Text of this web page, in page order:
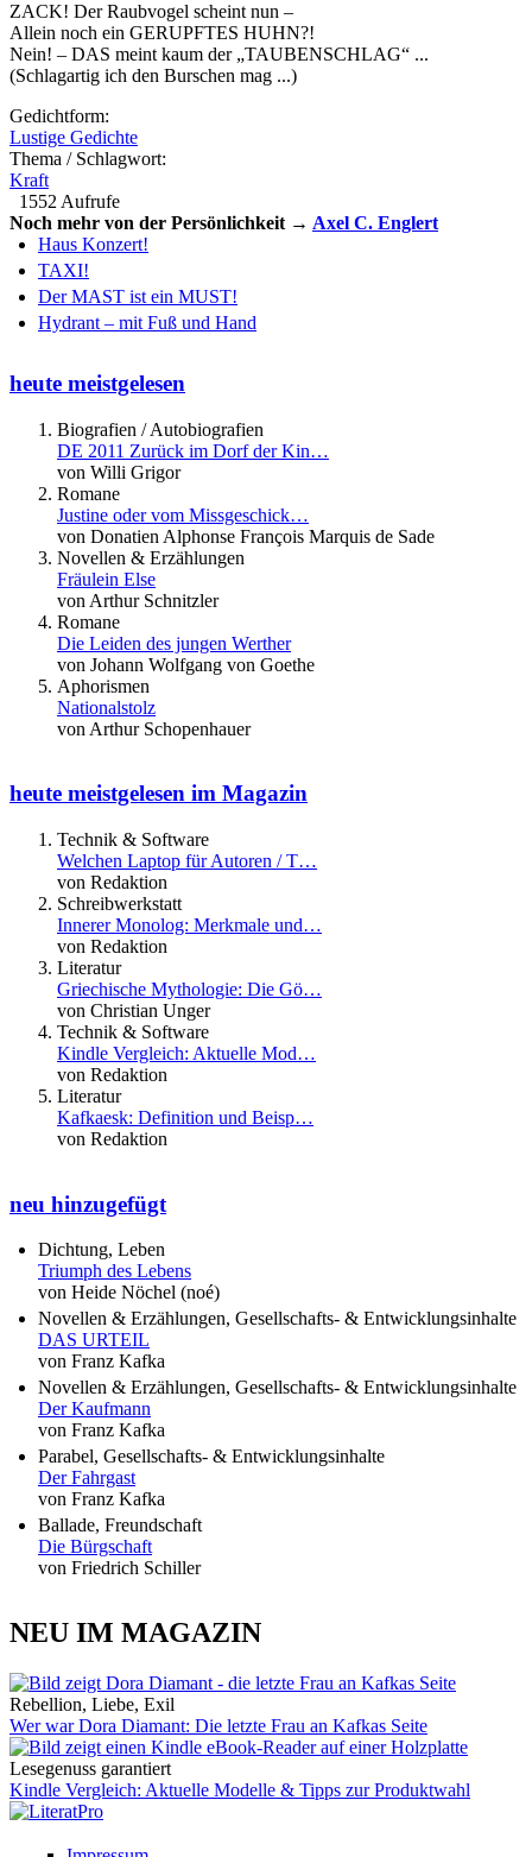
ZACK! Der Raubvogel scheint nun –
Allein noch ein GERUPFTES HUHN?!
Nein! – DAS meint kaum der „TAUBENSCHLAG“ ...
(Schlagartig ich den Burschen mag ...)
Gedichtform:
Lustige Gedichte
Thema / Schlagwort:
Kraft
1552 Aufrufe
Noch mehr von der Persönlichkeit → Axel C. Englert
Haus Konzert!
TAXI!
Der MAST ist ein MUST!
Hydrant – mit Fuß und Hand
heute meistgelesen
Biografien / Autobiografien
DE 2011 Zurück im Dorf der Kin…
von Willi Grigor
Romane
Justine oder vom Missgeschick…
von Donatien Alphonse François Marquis de Sade
Novellen & Erzählungen
Fräulein Else
von Arthur Schnitzler
Romane
Die Leiden des jungen Werther
von Johann Wolfgang von Goethe
Aphorismen
Nationalstolz
von Arthur Schopenhauer
heute meistgelesen im Magazin
Technik & Software
Welchen Laptop für Autoren / T…
von Redaktion
Schreibwerkstatt
Innerer Monolog: Merkmale und…
von Redaktion
Literatur
Griechische Mythologie: Die Gö…
von Christian Unger
Technik & Software
Kindle Vergleich: Aktuelle Mod…
von Redaktion
Literatur
Kafkaesk: Definition und Beisp…
von Redaktion
neu hinzugefügt
Dichtung, Leben
Triumph des Lebens
von Heide Nöchel (noé)
Novellen & Erzählungen, Gesellschafts- & Entwicklungsinhalte
DAS URTEIL
von Franz Kafka
Novellen & Erzählungen, Gesellschafts- & Entwicklungsinhalte
Der Kaufmann
von Franz Kafka
Parabel, Gesellschafts- & Entwicklungsinhalte
Der Fahrgast
von Franz Kafka
Ballade, Freundschaft
Die Bürgschaft
von Friedrich Schiller
NEU IM MAGAZIN
Rebellion, Liebe, Exil
Wer war Dora Diamant: Die letzte Frau an Kafkas Seite
Lesegenuss garantiert
Kindle Vergleich: Aktuelle Modelle & Tipps zur Produktwahl